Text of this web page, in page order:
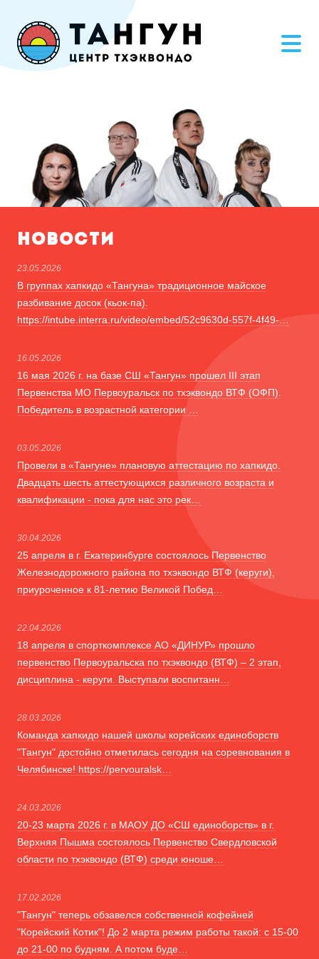
Новости
23.05.2026
В группах хапкидо «Тангуна» традиционное майское
разбивание досок (кьок-па).
https://intube.interra.ru/video/embed/52c9630d-557f-4f49-…
16.05.2026
16 мая 2026 г. на базе СШ «Тангун» прошел III этап
Первенства МО Первоуральск по тхэквондо ВТФ (ОФП).
Победитель в возрастной категории …
03.05.2026
Провели в «Тангуне» плановую аттестацию по хапкидо.
Двадцать шесть аттестующихся различного возраста и
квалификации - пока для нас это рек…
30.04.2026
25 апреля в г. Екатеринбурге состоялось Первенство
Железнодорожного района по тхэквондо ВТФ (керуги),
приуроченное к 81-летию Великой Побед…
22.04.2026
18 апреля в спорткомплексе АО «ДИНУР» прошло
первенство Первоуральска по тхэквондо (ВТФ) – 2 этап,
дисциплина - керуги. Выступали воспитанн…
28.03.2026
Команда хапкидо нашей школы корейских единоборств
"Тангун" достойно отметилась сегодня на соревнования в
Челябинске! https://pervouralsk…
24.03.2026
20-23 марта 2026 г. в МАОУ ДО «СШ единоборств» в г.
Верхняя Пышма состоялось Первенство Свердловской
области по тхэквондо (ВТФ) среди юноше…
17.02.2026
"Тангун" теперь обзавелся собственной кофейней
"Корейский Котик"! До 2 марта режим работы такой: с 15-00
до 21-00 по будням. А потом буде…